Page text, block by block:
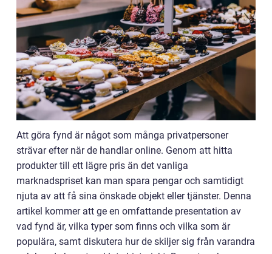
Att göra fynd är något som många privatpersoner
strävar efter när de handlar online. Genom att hitta
produkter till ett lägre pris än det vanliga
marknadspriset kan man spara pengar och samtidigt
njuta av att få sina önskade objekt eller tjänster. Denna
artikel kommer att ge en omfattande presentation av
vad fynd är, vilka typer som finns och vilka som är
populära, samt diskutera hur de skiljer sig från varandra